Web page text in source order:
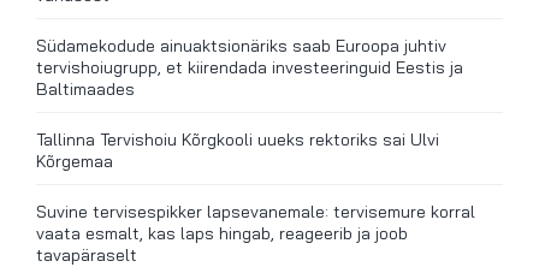
Südamekodude ainuaktsionäriks saab Euroopa juhtiv
tervishoiugrupp, et kiirendada investeeringuid Eestis ja
Baltimaades
Tallinna Tervishoiu Kõrgkooli uueks rektoriks sai Ulvi
Kõrgemaa
Suvine tervisespikker lapsevanemale: tervisemure korral
vaata esmalt, kas laps hingab, reageerib ja joob
tavapäraselt